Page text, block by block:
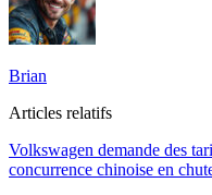
Brian
Articles relatifs
Volkswagen demande des
concurrence chinoise en